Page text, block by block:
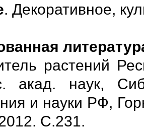
. Декоративное,
растений
акад. наук,
и науки РФ,
С.231.